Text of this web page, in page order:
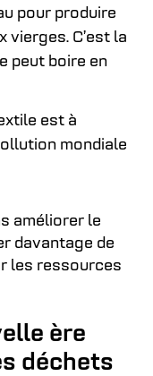
pour produire
vierges. C’est la
peut boire en
est à
mondiale
améliorer le
davantage de
les ressources
ère
déchets